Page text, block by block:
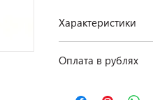
Характеристики
Коллекция: Figues
Материал: хрусталь
Оплата в рублях